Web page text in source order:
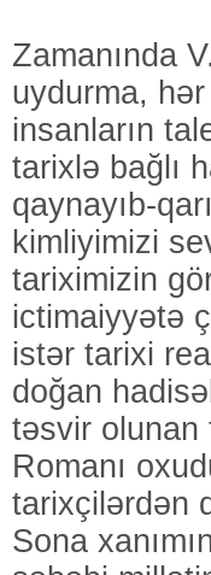
Zamanında
uydurma,
insanların
tarixlə bağlı
qaynayıb-
kimliyimizi
tariximizin
ictimaiyyətə
istər tarixi
doğan
təsvir olunan
Romanı
tarixçilərdən
Sona